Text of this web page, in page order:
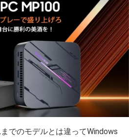
でのモデルとは違ってWindows